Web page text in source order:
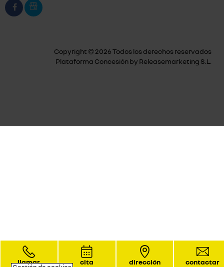
llamar cita dirección contactar
Copyright © 2026 Todos los derechos reservados
Plataforma Concesión by Releasemarketing S.L.